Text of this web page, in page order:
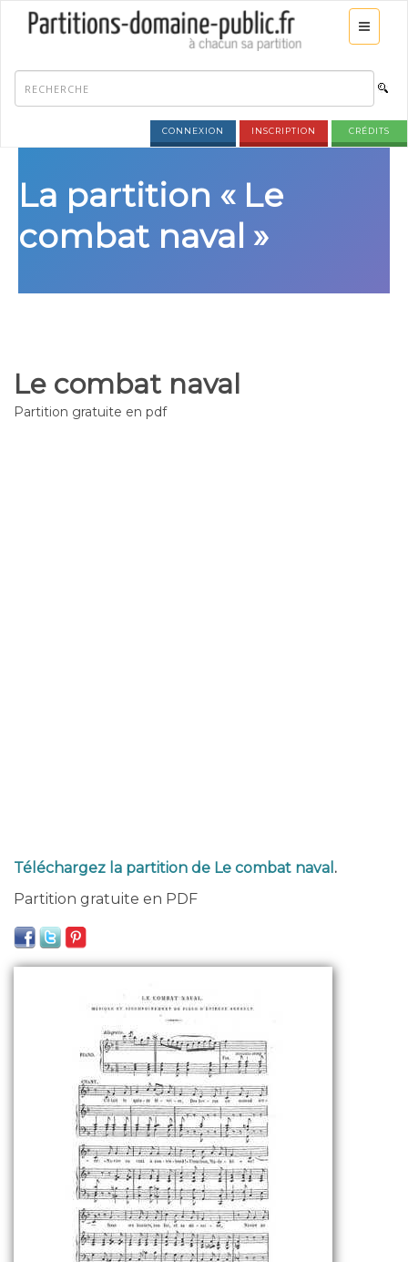
CONNEXION INSCRIPTION CRÉDITS
La partition « Le
combat naval »
Le combat naval
Partition gratuite en pdf
Téléchargez la partition de Le combat naval .
Partition gratuite en PDF